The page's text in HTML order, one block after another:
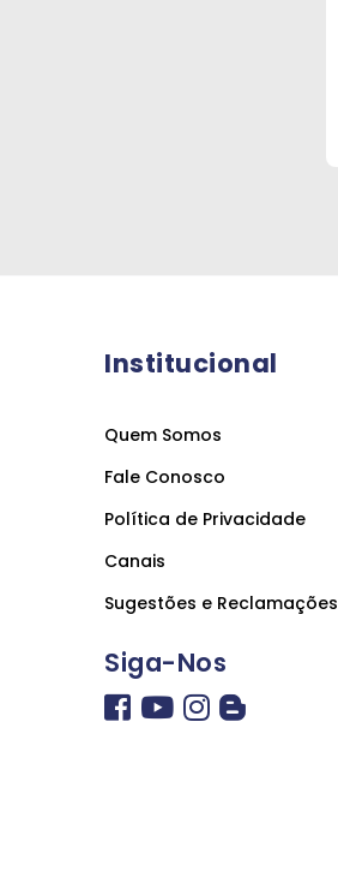
Institucional
Quem Somos
Fale Conosco
Política de Privacidade
Canais
Sugestões e Reclamações
Siga-Nos